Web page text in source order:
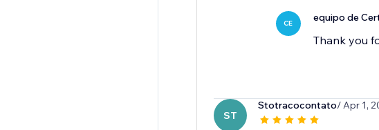
CE equipo de
Thank you
ST
Stotracocontato/ Apr 1,